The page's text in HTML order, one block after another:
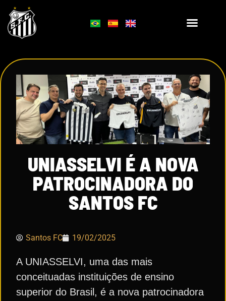
UNIASSELVI É A NOVA
PATROCINADORA DO
SANTOS FC
Santos FC 19/02/2025
A UNIASSELVI, uma das mais
conceituadas instituições de ensino
superior do Brasil, é a nova patrocinadora